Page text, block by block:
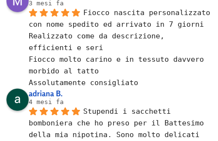
3 mesi fa
Fiocco nascita personalizzato
con nome spedito ed arrivato in 7 giorni
Realizzato come da descrizione,
efficienti e seri
Fiocco molto carino e in tessuto davvero
morbido al tatto
Assolutamente consigliato
adriana B.
4 mesi fa
Stupendi i sacchetti
bomboniera che ho preso per il Battesimo
della mia nipotina. Sono molto delicati